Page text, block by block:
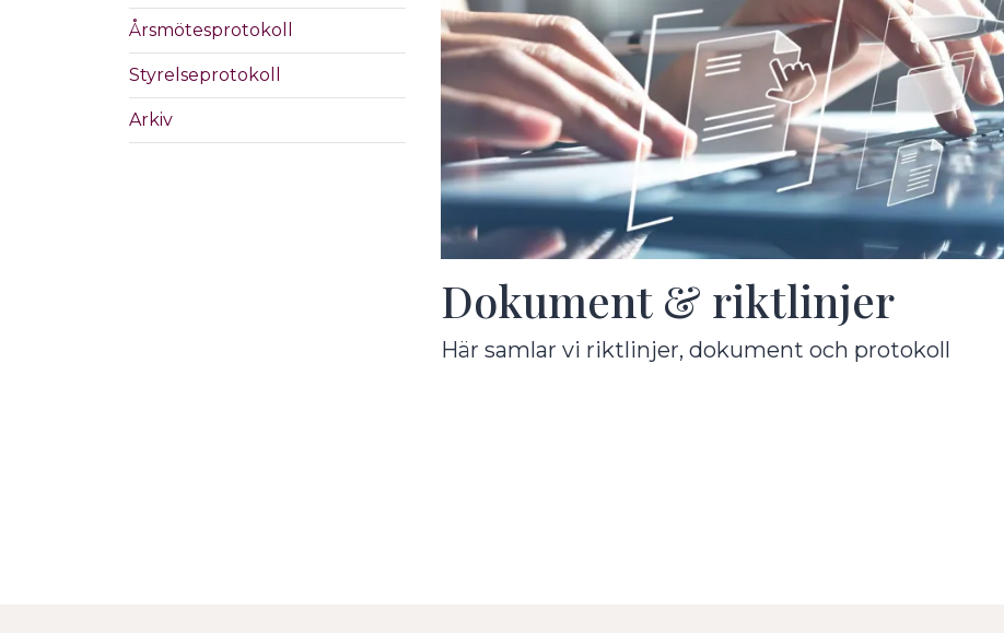
Årsmötesprotokoll
Styrelseprotokoll
Arkiv
Dokument & riktlinjer
Här samlar vi riktlinjer, dokument och protokoll